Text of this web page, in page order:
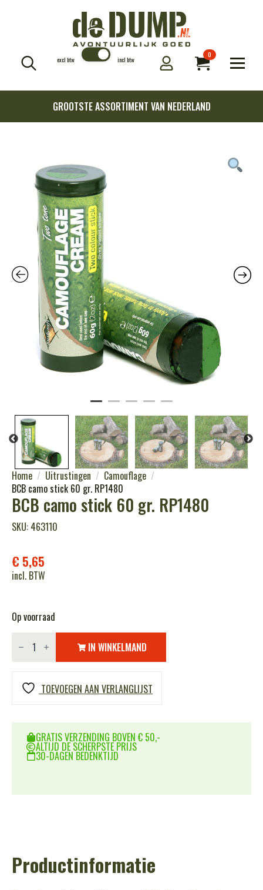
excl btw incl btw
0
GROOTSTE ASSORTIMENT VAN NEDERLAND
Home Uitrustingen
Camouflage
BCB camo stick 60 gr. RP1480
BCB camo stick 60 gr. RP1480
SKU: 463110
€ 5,65
incl. BTW
Op voorraad
BCB
camo
60
gr.
RP1480
aantal
IN WINKELMAND
TOEVOEGEN AAN VERLANGLIJST
GRATIS VERZENDING BOVEN € 50,-
ALTIJD DE SCHERPSTE PRIJS
30-DAGEN BEDENKTIJD
Productinformatie